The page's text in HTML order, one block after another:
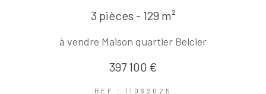
3 pièces - 129 m²
à vendre Maison quartier Belcier
397 100 €
REF : 11062025